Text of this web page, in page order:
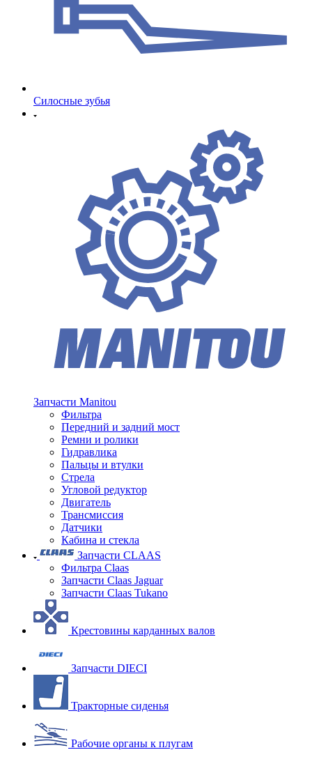
Cилосные зубья
Запчасти Manitou
Фильтра
Передний и задний мост
Ремни и ролики
Гидравлика
Пальцы и втулки
Стрела
Угловой редуктор
Двигатель
Трансмиссия
Датчики
Кабина и стекла
Запчасти CLAAS
Фильтра Claas
Запчасти Claas Jaguar
Запчасти Claas Tukano
Крестовины карданных валов
Запчасти DIECI
Тракторные сиденья
Рабочие органы к плугам